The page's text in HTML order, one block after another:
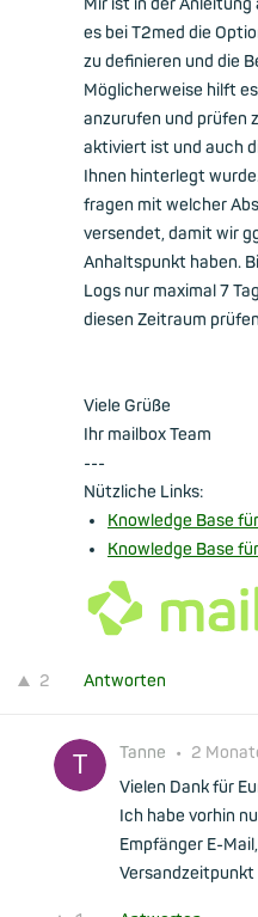
Mir ist in der
es bei T2med die
zu definieren und die
Möglicherweise hilft
anzurufen und prüfen
aktiviert ist und auch
Ihnen hinterlegt
fragen mit welcher
versendet, damit wir
Anhaltspunkt haben.
Logs nur maximal 7
diesen Zeitraum
Viele Grüße
Ihr mailbox Team
---
Nützliche Links:
Knowledge Base
Knowledge Base
2 Antworten
Tanne • 2
Vielen Dank für
Ich habe vorhin
Empfänger E-